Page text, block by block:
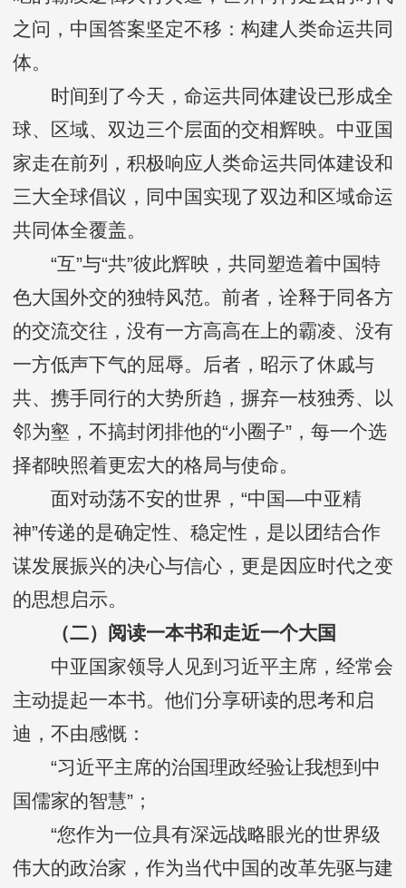
之问，中国答案坚定不移：构建人类命运共同
体。
时间到了今天，命运共同体建设已形成全
球、区域、双边三个层面的交相辉映。中亚国
家走在前列，积极响应人类命运共同体建设和
三大全球倡议，同中国实现了双边和区域命运
共同体全覆盖。
“互”与“共”彼此辉映，共同塑造着中国特
色大国外交的独特风范。前者，诠释于同各方
的交流交往，没有一方高高在上的霸凌、没有
一方低声下气的屈辱。后者，昭示了休戚与
共、携手同行的大势所趋，摒弃一枝独秀、以
邻为壑，不搞封闭排他的“小圈子”，每一个选
择都映照着更宏大的格局与使命。
面对动荡不安的世界，“中国—中亚精
神”传递的是确定性、稳定性，是以团结合作
谋发展振兴的决心与信心，更是因应时代之变
的思想启示。
（二）阅读一本书和走近一个大国
中亚国家领导人见到习近平主席，经常会
主动提起一本书。他们分享研读的思考和启
迪，不由感慨：
“习近平主席的治国理政经验让我想到中
国儒家的智慧”；
“您作为一位具有深远战略眼光的世界级
伟大的政治家，作为当代中国的改革先驱与建